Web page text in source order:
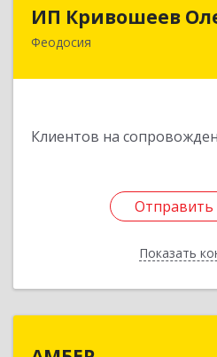
ИП Кривошеев
Феодосия
Клиентов на
Отправить
Показать
Отправить
Назад